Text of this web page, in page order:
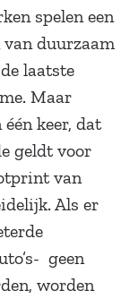
spelen een
duurzaam
laatste
Maar
keer, dat
geldt voor
van
Als er
geen
worden